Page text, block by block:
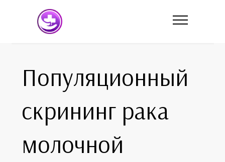
Популяционный
скрининг рака
молочной